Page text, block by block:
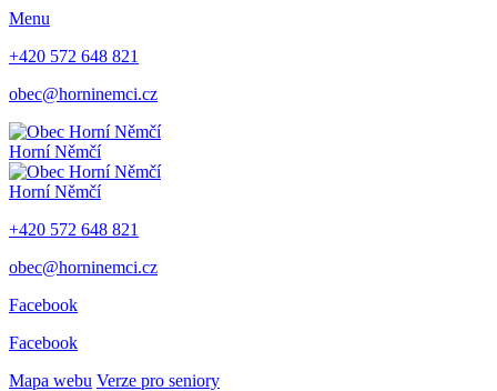
Menu
+420 572 648 821
obec@horninemci.cz
Horní Němčí
Horní Němčí
+420 572 648 821
obec@horninemci.cz
Facebook
Facebook
Mapa webu Verze pro seniory